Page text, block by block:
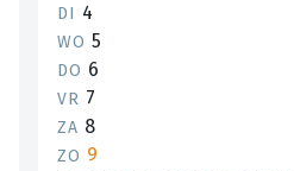
DI 4
WO 5
DO 6
VR 7
ZA 8
ZO 9